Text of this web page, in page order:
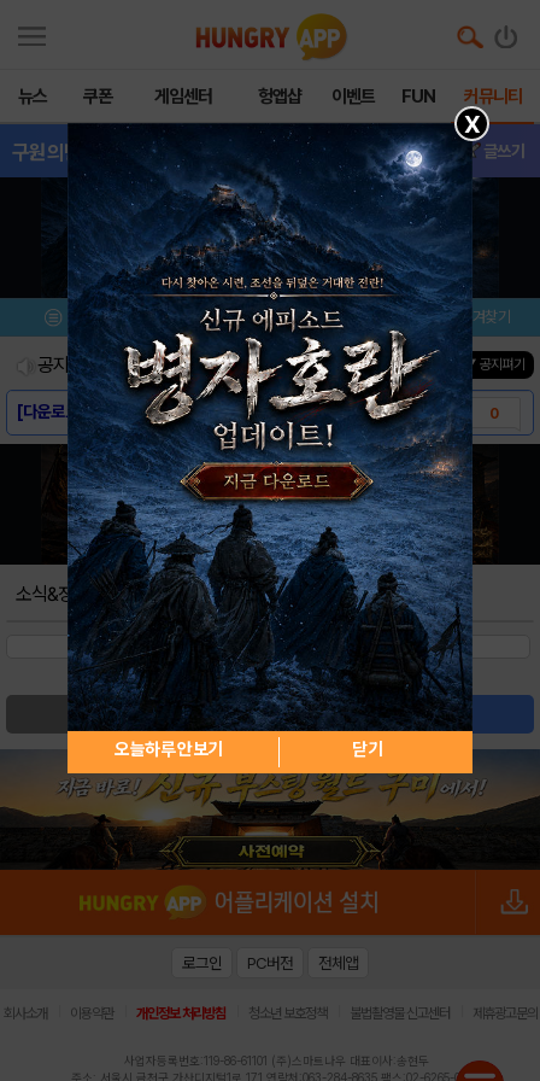
뉴스 쿠폰 게임센터 헝앱샵 이벤트 FUN 커뮤니티
구원의반재림조 - 소식&정보 글쓰기
메뉴 이벤트/미션 설치/평가 즐겨찾기
공지사항 진행중인 이벤트0건 ▼ 공지펴기
[다운로드 링크] 구원의 반 재림조 0
[스크린샷] 구원의 반 재림조
[게임소개] 구원의 반 재림조
소식&정보
검색 글쓰기
X
오늘하루 안보기 닫기
로그인 PC버전 전체앱
회사소개 이용약관 개인정보 처리방침 청소년 보호정책 불법촬영물 신고센터 제휴광고문의
사업자등록번호:119-86-61101 (주)스마트나우 대표이사:송현두
주소: 서울시 금천구 가산디지털1로 171 연락처:063-284-8635 팩스:02-6265-0377